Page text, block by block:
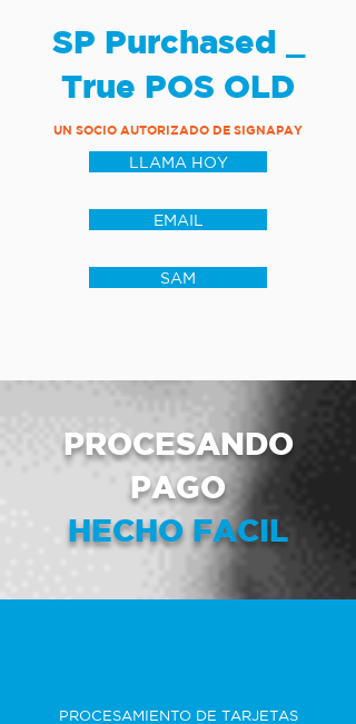
SP Purchased _
True POS OLD
UN SOCIO AUTORIZADO DE SIGNAPAY
LLAMA HOY
EMAIL
SAM
PROCESANDO
PAGO
HECHO FACIL
PROCESAMIENTO DE TARJETAS